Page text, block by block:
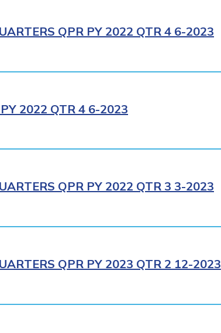
QPR PY 2022 QTR 4 6-2023
2022 QTR 4 6-2023
QPR PY 2022 QTR 3 3-2023
QPR PY 2023 QTR 2 12-2023